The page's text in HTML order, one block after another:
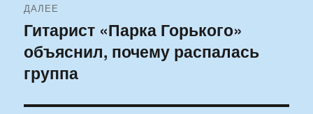
ДАЛЕЕ
Следующая
запись:
Гитарист «Парка Горького»
объяснил, почему распалась
группа